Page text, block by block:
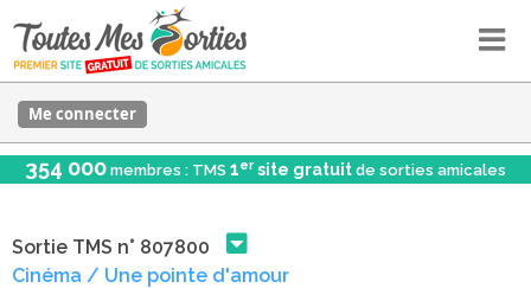
Me connecter
354 000 membres : TMS 1er site gratuit de sorties amicales
Sortie TMS n° 807800
Cinéma / Une pointe d'amour